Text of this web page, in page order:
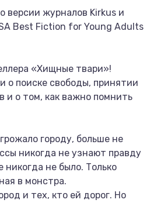
версии журналов Kirkus и
Best Fiction for Young Adults
«Хищные твари»!
о поиске свободы, принятии
и о том, как важно помнить
городу, больше не
никогда не узнают правду
никогда не было. Только
в монстра.
и тех, кто ей дорог. Но